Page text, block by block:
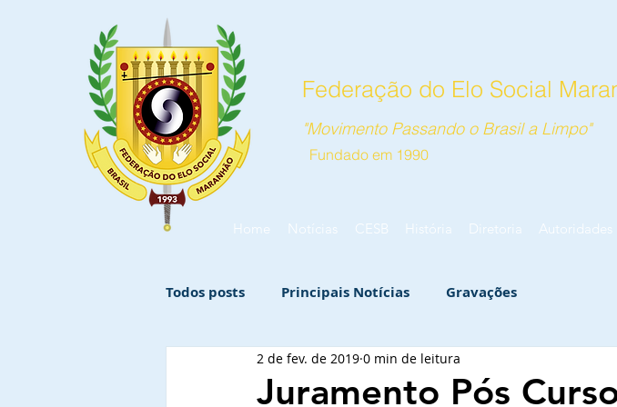
Federação do Elo Social
"Movimento Passando o Brasil a Limpo"
Fundado em 1990
Home Notícias CESB História Diretoria Autoridades
Todos posts Principais Notícias Gravações
Juramento Pós
2 de fev. de 2019 0 min de leitura